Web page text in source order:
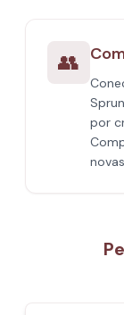
👥
por